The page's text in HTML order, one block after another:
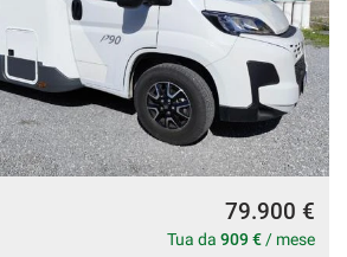
79.900 €
Tua da 909 € / mese